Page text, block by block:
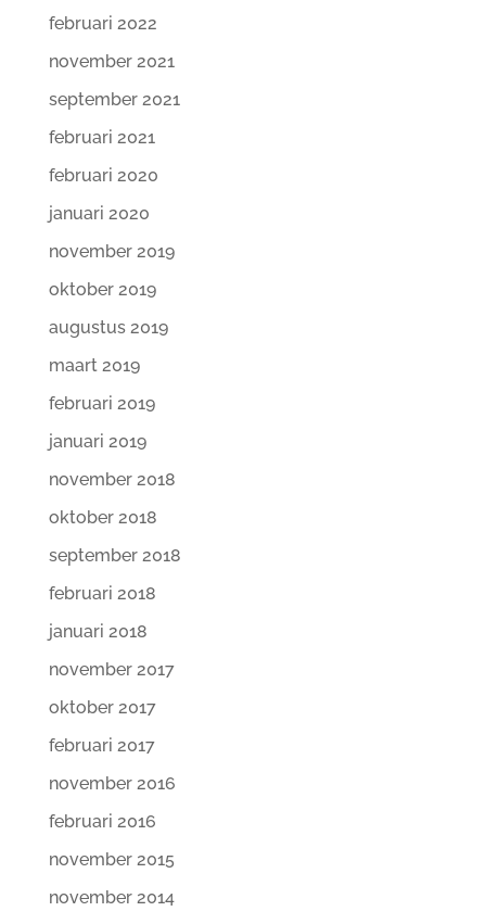
februari 2022
november 2021
september 2021
februari 2021
februari 2020
januari 2020
november 2019
oktober 2019
augustus 2019
maart 2019
februari 2019
januari 2019
november 2018
oktober 2018
september 2018
februari 2018
januari 2018
november 2017
oktober 2017
februari 2017
november 2016
februari 2016
november 2015
november 2014